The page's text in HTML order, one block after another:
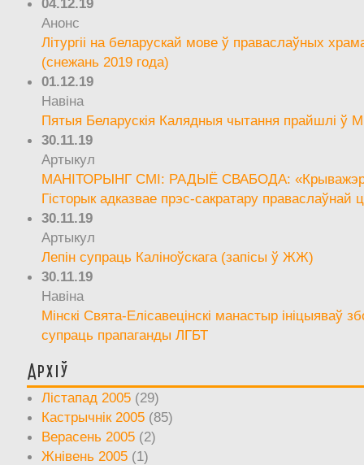
Анонс
Літургіі на беларускай мове ў праваслаўных
(снежань 2019 года)
01.12.19
Навіна
Пятыя Беларускія Калядныя чытання прайшлі ў
30.11.19
Артыкул
МАНІТОРЫНГ СМІ: РАДЫЁ СВАБОДА:
Гісторык адказвае прэс-сакратару праваслаўнай
30.11.19
Артыкул
Лепін супраць Каліноўскага (запісы ў ЖЖ)
30.11.19
Навіна
Мінскі Свята-Елісавецінскі манастыр ініцыяваў
супраць прапаганды ЛГБТ
Архіў
Лістапад 2005 (29)
Кастрычнік 2005 (85)
Верасень 2005 (2)
Жнівень 2005 (1)